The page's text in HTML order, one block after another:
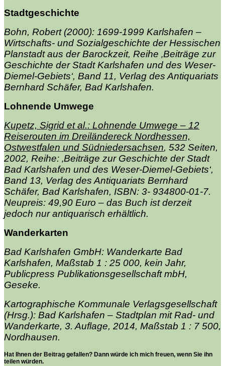
Stadtgeschichte
Bohn, Robert (2000): 1699-1999 Karlshafen –
Wirtschafts- und Sozialgeschichte der Hessischen
Planstadt aus der Barockzeit, Reihe ‚Beiträge zur
Geschichte der Stadt Karlshafen und des Weser-
Diemel-Gebiets‘, Band 11, Verlag des Antiquariats
Bernhard Schäfer, Bad Karlshafen.
Lohnende Umwege
Kupetz, Sigrid et al.: Lohnende Umwege – 12
Reiserouten im Dreiländereck Nordhessen,
Ostwestfalen und Südniedersachsen, 532 Seiten,
2002, Reihe: ‚Beiträge zur Geschichte der Stadt
Bad Karlshafen und des Weser-Diemel-Gebiets‘,
Band 13, Verlag des Antiquariats Bernhard
Schäfer, Bad Karlshafen, ISBN: 3- 934800-01-7.
Neupreis: 49,90 Euro – das Buch ist derzeit
jedoch nur antiquarisch erhältlich.
Wanderkarten
Bad Karlshafen GmbH: Wanderkarte Bad
Karlshafen, Maßstab 1 : 25 000, kein Jahr,
Publicpress Publikationsgesellschaft mbH,
Geseke.
Kartographische Kommunale Verlagsgesellschaft
(Hrsg.): Bad Karlshafen – Stadtplan mit Rad- und
Wanderkarte, 3. Auflage, 2014, Maßstab 1 : 7 500,
Nordhausen.
Hat Ihnen der Beitrag gefallen? Dann würde ich mich freuen, wenn Sie ihn
teilen würden.